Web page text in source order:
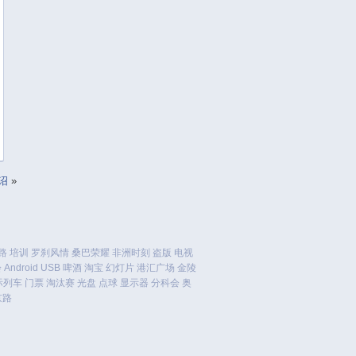
»
培训 罗刹风情 桑巴荣耀 非洲时刻 盗版 电视
Android USB 啤酒 淘宝 幻灯片 港汇广场 金陵
列车 门票 淘汰赛 光盘 点球 显示器 分科会 奥
路